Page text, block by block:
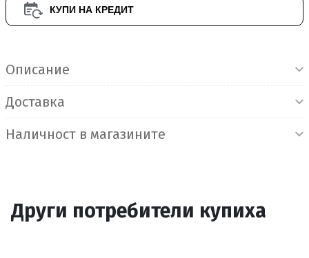
КУПИ НА КРЕДИТ
Описание
Доставка
Наличност в магазините
Други потребители купиха